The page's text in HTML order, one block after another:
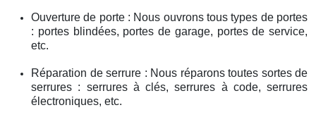
Ouverture de porte : Nous ouvrons tous types de portes
: portes blindées, portes de garage, portes de service,
etc.
Réparation de serrure : Nous réparons toutes sortes de
serrures : serrures à clés, serrures à code, serrures
électroniques, etc.